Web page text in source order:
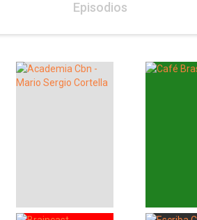
Episodios